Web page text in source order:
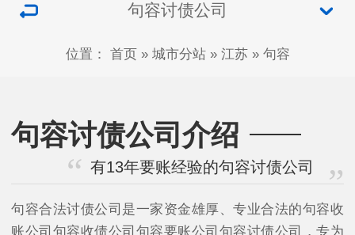
句容讨债公司
位置： 首页» 城市分站» 江苏» 句容
句容讨债公司介绍
有13年要账经验的句容讨债公司
句容合法讨债公司是一家资金雄厚、专业合法的句容收
账公司句容收债公司句容要账公司句容讨债公司，专为